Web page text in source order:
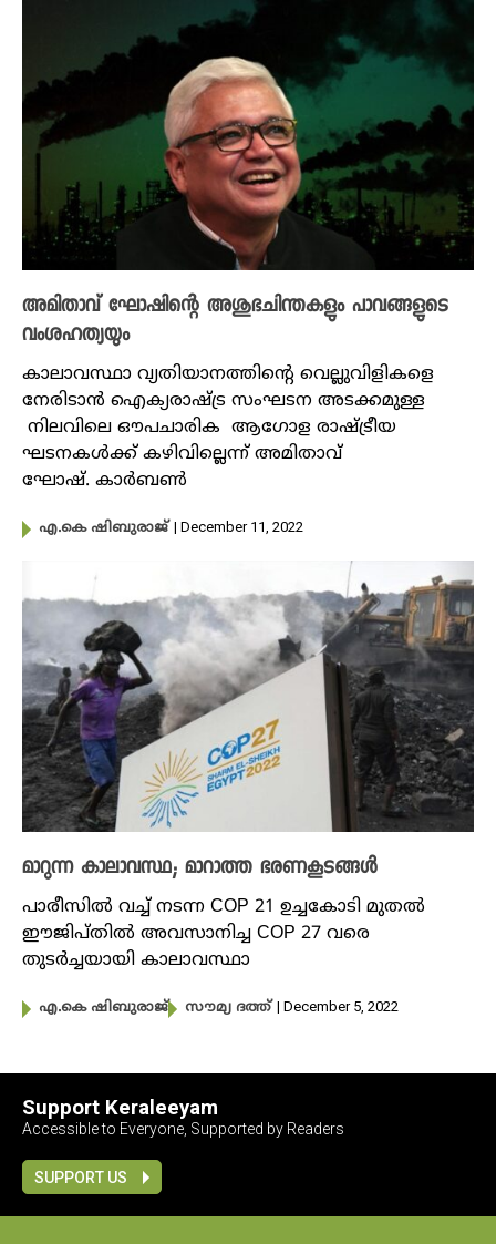
അമിതാവ് ഘോഷിന്റെ അശുഭചിന്തകളും പാവങ്ങളുടെ
വംശഹത്യയും
കാലാവസ്ഥാ വ്യതിയാനത്തിന്റെ വെല്ലുവിളികളെ
നേരിടാൻ ഐക്യരാഷ്ട്ര സംഘടന അടക്കമുള്ള
നിലവിലെ ഔപചാരിക ആഗോള രാഷ്ട്രീയ
ഘടനകൾക്ക് കഴിവില്ലെന്ന് അമിതാവ്
ഘോഷ്. കാർബൺ
എ.കെ ഷിബുരാജ് | December 11, 2022
മാറുന്ന കാലാവസ്ഥ; മാറാത്ത ഭരണകൂടങ്ങൾ
പാരീസിൽ വച്ച് നടന്ന COP 21 ഉച്ചകോടി മുതൽ
ഈജിപ്തിൽ അവസാനിച്ച COP 27 വരെ
തുടർച്ചയായി കാലാവസ്ഥാ
എ.കെ ഷിബുരാജ് സൗമ്യ ദത്ത് | December 5, 2022
Support Keraleeyam
Accessible to Everyone, Supported by Readers
SUPPORT US